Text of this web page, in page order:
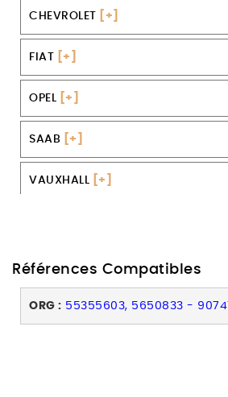
CHEVROLET [+]
FIAT [+]
OPEL [+]
SAAB [+]
VAUXHALL [+]
Références Compatibles
ORG : 55355603, 5650833 - 90741